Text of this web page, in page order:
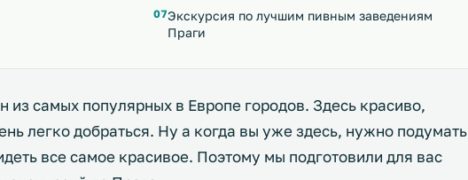
Экскурсия по лучшим пивным заведениям
Праги
из самых популярных в Европе городов. Здесь красиво,
легко добраться. Ну а когда вы уже здесь, нужно подумать
все самое красивое. Поэтому мы подготовили для вас